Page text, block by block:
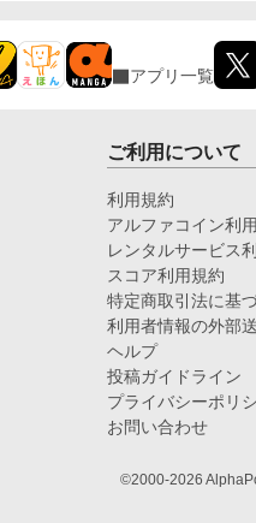
アプリ一覧
ご利用について
利用規約
アルファコイン利
レンタルサービス
スコア利用規約
特定商取引法に基
利用者情報の外部
ヘルプ
投稿ガイドライン
プライバシーポリ
お問い合わせ
©2000-2026